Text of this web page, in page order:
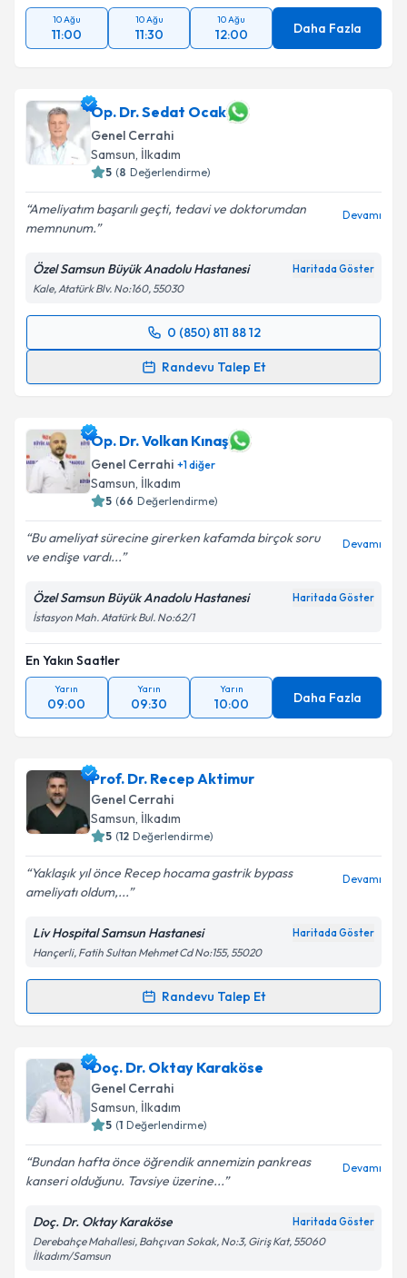
10 Ağu
11:00
10 Ağu
11:30
10 Ağu
12:00 Daha Fazla
Op. Dr. Sedat Ocak
Genel Cerrahi
Samsun, İlkadım
5 (8 Değerlendirme)
Ameliyatım başarılı geçti, tedavi ve doktorumdan
memnunum.
Devamı
Özel Samsun Büyük Anadolu Hastanesi Haritada Göster
Kale, Atatürk Blv. No:160, 55030
0 (850) 811 88 12
Randevu Talep Et
Randevu Takvimi Talebi
takvim hazırlandığında e-posta ile bilgilendireceğiz.
E-posta Adresiniz
Kişisel verilerimin işlenmesine ilişkin
kapsamda işlenmesini kabul ediyorum.
Op. Dr. Volkan Kınaş
Genel Cerrahi +1diğer
Samsun, İlkadım
5 (66 Değerlendirme)
Bu ameliyat sürecine girerken kafamda birçok soru
ve endişe vardı...
Devamı
Özel Samsun Büyük Anadolu Hastanesi Haritada Göster
İstasyon Mah. Atatürk Bul. No:62/1
En Yakın Saatler
Yarın
09:00
Yarın
09:30
Yarın
10:00 Daha Fazla
Prof. Dr. Recep Aktimur
Genel Cerrahi
Samsun, İlkadım
5 (12 Değerlendirme)
Yaklaşık yıl önce Recep hocama gastrik bypass
ameliyatı oldum,...
Devamı
Liv Hospital Samsun Hastanesi Haritada Göster
Hançerli, Fatih Sultan Mehmet Cd No:155, 55020
Randevu Talep Et
Randevu Takvimi Talebi
Prof. Dr. Recep Aktimuriçin randevu takvimi talebi
oluşturun. Size bu uzmandan randevu almanız için bir
takvim hazırlandığında e-posta ile bilgilendireceğiz.
Kişisel verilerimin işlenmesine ilişkin
Aydınlatma
Metni'ni okudum ve kişisel verilerimin belirtilen
kapsamda işlenmesini kabul ediyorum.
Doç. Dr. Oktay Karaköse
Genel Cerrahi
Samsun, İlkadım
5 (1 Değerlendirme)
Bundan hafta önce öğrendik annemizin pankreas
kanseri olduğunu. Tavsiye üzerine...
Devamı
Doç. Dr. Oktay Karaköse Haritada Göster
Derebahçe Mahallesi, Bahçıvan Sokak, No:3, Giriş Kat, 55060
İlkadım/Samsun